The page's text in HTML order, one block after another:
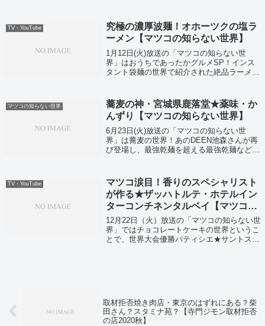
TV・YouTube
究極の濃厚波麺！オホーツクの塩ラ
ーメン【マツコの知らない世界】
1月12日(火)放送の「マツコの知らない世
界」はおうちであったかグルメSP！インス
タント袋麺の世界で紹介された絶品ラーメン
ツクの塩ラーメン」の通販お取り寄せ情...
マツコの知らない世界
蕎麦の神・宮城県鹿落堂★薬味・か
んずり【マツコの知らない世界】
6月23日(火)放送の「マツコの知らない世
界」は蕎麦の世界！あのDEEN池森さんが再
び登場し、最強乾麺を超える最強乾麺などを
TV・YouTube
マツコ涙目！香りのスペシャリスト
が作る★ザッハトルテ・ホテルイン
ターコンチネンタルベイ【マツコの
知らない世界】
12月22日（火）放送の「マツコの知らない世
界」ではチョコレートケーキの世界というこ
とで、世界大会優勝パティシエ★サントス・
取材拒否焼き肉店・東京のはずれにある？柴
田さん？スタミナ苑？【寺門ジモン取材拒否
の店2020秋】